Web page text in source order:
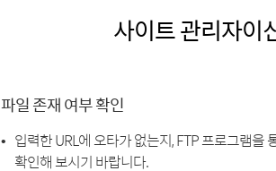
사이트 관리자이
파일 존재 여부 확인
입력한 URL에 오타가 없는지, FTP 프로그램
확인해 보시기 바랍니다.